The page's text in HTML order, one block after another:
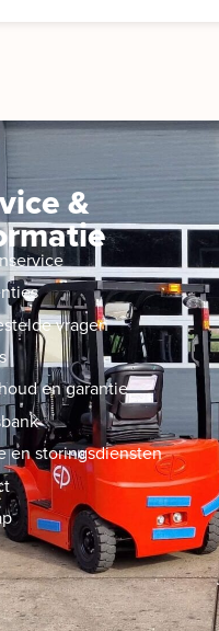
&
vragen
en garantie
en storingsdiensten